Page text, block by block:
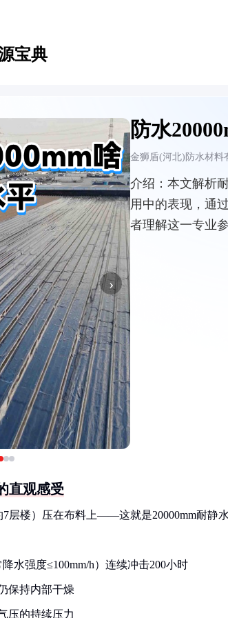
宝典
›
防水
金狮盾(河北)防水材料
介绍： 本文解析
用中的表现，通
者理解这一专业
直观感受
7层楼）压在布料上——这就是20000mm耐静
水强度≤100mm/h）连续冲击200小时
保持内部干燥
压的持续压力